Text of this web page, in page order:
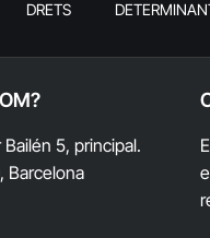
DRETS
Bailén 5, principal.
Barcelona